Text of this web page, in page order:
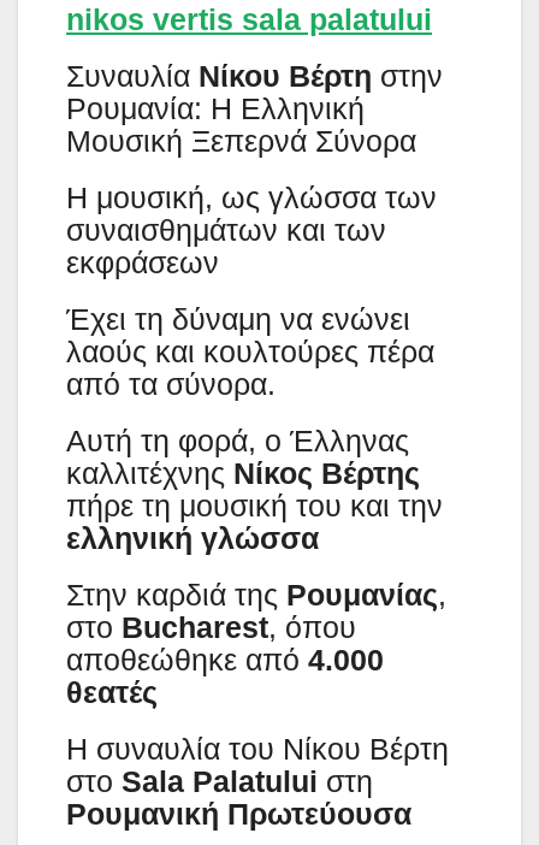
nikos vertis sala palatului
Συναυλία Νίκου Βέρτη στην
Ρουμανία: Η Ελληνική
Μουσική Ξεπερνά Σύνορα
Η μουσική, ως γλώσσα των
συναισθημάτων και των
εκφράσεων
Έχει τη δύναμη να ενώνει
λαούς και κουλτούρες πέρα
από τα σύνορα.
Αυτή τη φορά, ο Έλληνας
καλλιτέχνης Νίκος Βέρτης
πήρε τη μουσική του και την
ελληνική γλώσσα
Στην καρδιά της Ρουμανίας,
στο Bucharest, όπου
αποθεώθηκε από 4.000
θεατές
Η συναυλία του Νίκου Βέρτη
στο Sala Palatului στη
Ρουμανική Πρωτεύουσα